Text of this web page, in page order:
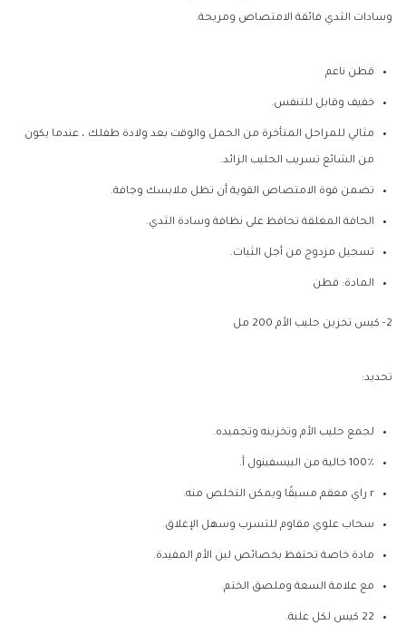
وسادات الثدي فائقة الامتصاص ومريحة.
قطن ناعم
خفيف وقابل للتنفس.
مثالي للمراحل المتأخرة من الحمل والوقت بعد ولادة طفلك ، عندما يكون
من الشائع تسريب الحليب الزائد.
تضمن قوة الامتصاص القوية أن تظل ملابسك وجافة.
الحافة المغلقة تحافظ على نظافة وسادة الثدي.
تسجيل مزدوج من أجل الثبات.
المادة: قطن
2- كيس تخزين حليب الأم 200 مل
تحديد:
لجمع حليب الأم وتخزينه وتجميده.
100٪ خالية من البيسفينول أ.
r راي معقم مسبقًا ويمكن التخلص منه.
سحاب علوي مقاوم للتسرب وسهل الإغلاق.
مادة خاصة تحتفظ بخصائص لبن الأم المفيدة.
مع علامة السعة وملصق الختم.
22 كيس لكل علبة.